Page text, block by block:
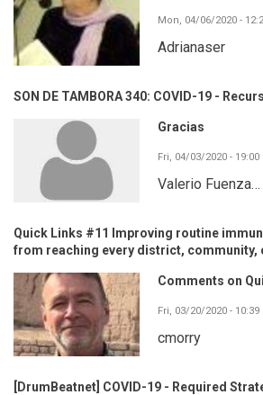
Mon, 04/06/2020 -
Adrianaser
SON DE TAMBORA 340: COVID-19 -
Gracias
Fri, 04/03/2020 - 19:00
Valerio Fuenza…
Quick Links #11 Improving routine
from reaching every district, community,
Comments on
Fri, 03/20/2020 - 10:39
cmorry
[DrumBeatnet] COVID-19 - Required